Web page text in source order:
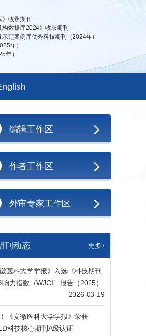
》收录期刊
构数据库2024》收录期刊
范案例库优秀科技期刊（2024年）
年）
年）
编辑工作区
作者工作区
外审专家工作区
刊动态 更多+
徽医科大学学报》入选《科技期刊
响力指数（WJCI）报告（2025）​​
2026-03-19
《安徽医科大学学报》荣获
科技核心期刊A级认证